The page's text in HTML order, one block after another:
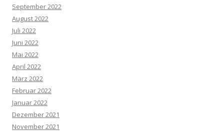
September 2022
August 2022
Juli 2022
Juni 2022
Mai 2022
April 2022
März 2022
Februar 2022
Januar 2022
Dezember 2021
November 2021